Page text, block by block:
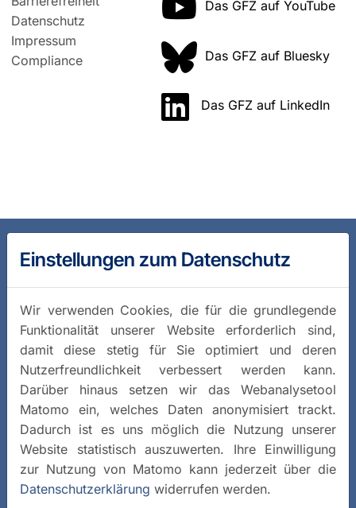
Datenschutz
Impressum
Compliance
Das GFZ auf YouTube
Das GFZ auf Bluesky
Das GFZ auf LinkedIn
Einstellungen zum Datenschutz
Wir verwenden Cookies, die für die grundlegende
Funktionalität unserer Website erforderlich sind,
damit diese stetig für Sie optimiert und deren
Nutzerfreundlichkeit verbessert werden kann.
Darüber hinaus setzen wir das Webanalysetool
Matomo ein, welches Daten anonymisiert trackt.
Dadurch ist es uns möglich die Nutzung unserer
Website statistisch auszuwerten. Ihre Einwilligung
zur Nutzung von Matomo kann jederzeit über die
Datenschutzerklärung widerrufen werden.